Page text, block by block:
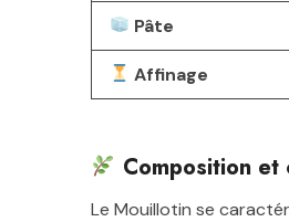
Pâte
Affinage
Composition
Le Mouillotin se